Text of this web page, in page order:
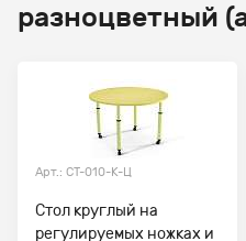
разноцветный
Арт.: СТ-010-К-Ц
Стол круглый на
регулируемых ножках и